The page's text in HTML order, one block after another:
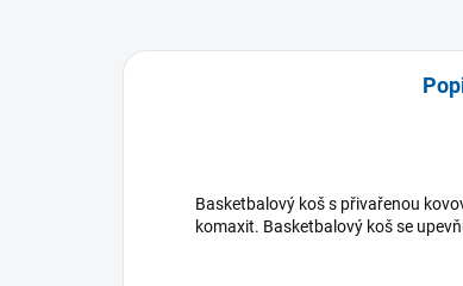
Basketbalový koš s přivařenou
komaxit. Basketbalový koš se